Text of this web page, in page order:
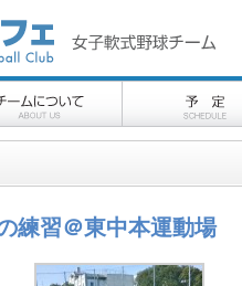
練習＠東中本運動場